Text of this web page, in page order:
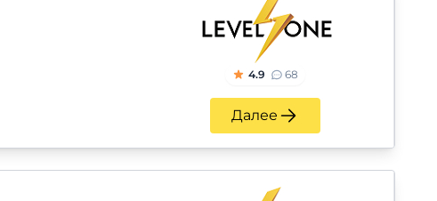
4.9 68
Далее